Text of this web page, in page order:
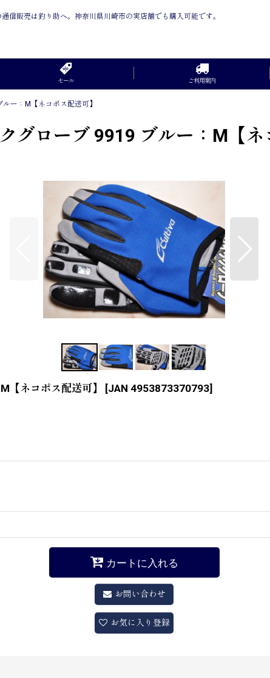
信販売は釣り助へ。神奈川県川崎市の実店舗でも購入可能です。
セール ご利用案内
ー：M【ネコポス配送可】
グローブ 9919 ブルー：M【ネ
【ネコポス配送可】 [JAN 4953873370793]
カートに入れる
お問い合わせ
お気に入り登録